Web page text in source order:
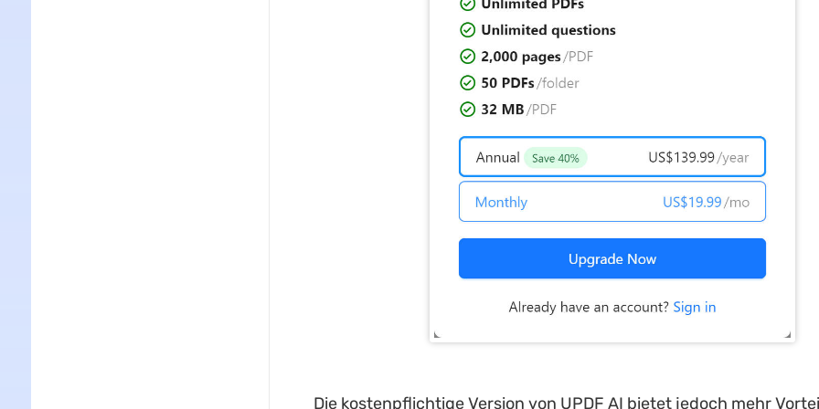
Die kostenpflichtige Version von UPDF AI bietet jedoch mehr